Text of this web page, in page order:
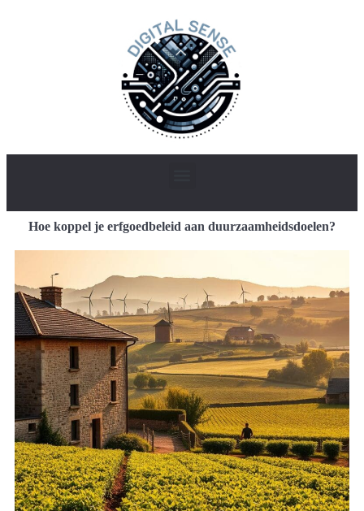
Hoe koppel je erfgoedbeleid aan duurzaamheidsdoelen?